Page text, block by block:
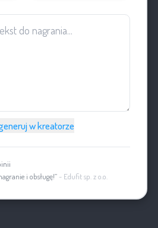
w kreatorze
i obsługę!”- Edufit sp. z o.o.